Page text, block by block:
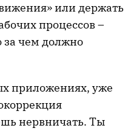
или держать
процессов –
за чем должно
приложениях, уже
нервничать. Ты